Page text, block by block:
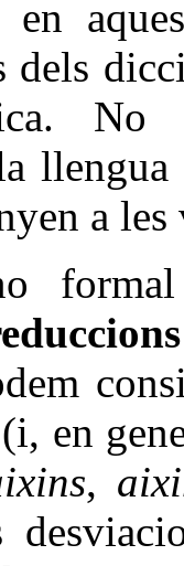
dels
No
a
en
,